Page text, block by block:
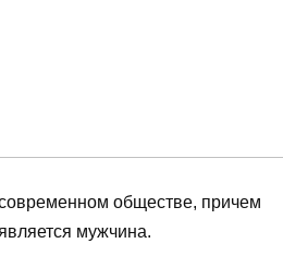
обществе, причем
мужчина.